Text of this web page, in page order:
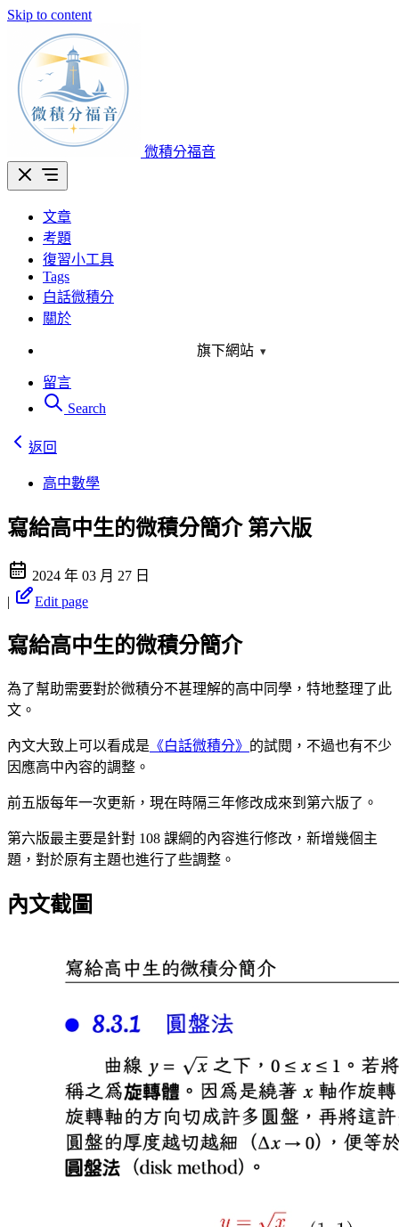
Skip to content
微積分福音
文章
考題
復習小工具
Tags
白話微積分
關於
旗下網站 ▾
留言
Search
返回
高中數學
寫給高中生的微積分簡介 第六版
2024 年 03 月 27 日
|
Edit page
寫給高中生的微積分簡介
為了幫助需要對於微積分不甚理解的高中同學，特地整理了此
文。
內文大致上可以看成是 《白話微積分》 的試閱，不過也有不少
因應高中內容的調整。
前五版每年一次更新，現在時隔三年修改成來到第六版了。
第六版最主要是針對 108 課綱的內容進行修改，新增幾個主
題，對於原有主題也進行了些調整。
內文截圖